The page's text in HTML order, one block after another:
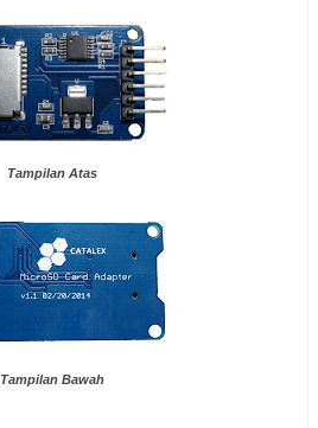
Tampilan Atas
Tampilan Bawah